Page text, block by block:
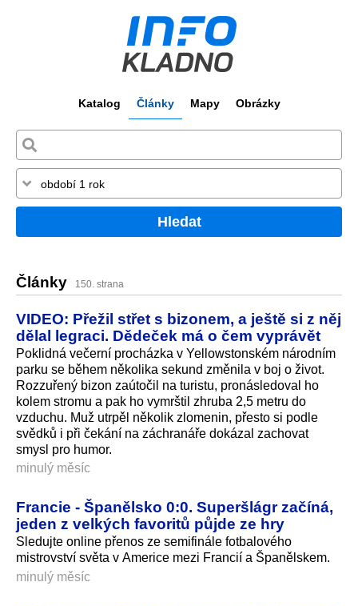
Katalog Články Mapy Obrázky
Hledat
Články 150. strana
VIDEO: Přežil střet s bizonem, a ještě si z něj
dělal legraci. Dědeček má o čem vyprávět
Poklidná večerní procházka v Yellowstonském národním
parku se během několika sekund změnila v boj o život.
Rozzuřený bizon zaútočil na turistu, pronásledoval ho
kolem stromu a pak ho vymrštil zhruba 2,5 metru do
vzduchu. Muž utrpěl několik zlomenin, přesto si podle
svědků i při čekání na záchranáře dokázal zachovat
smysl pro humor.
minulý měsíc
Francie - Španělsko 0:0. Superšlágr začíná,
jeden z velkých favoritů půjde ze hry
Sledujte online přenos ze semifinále fotbalového
mistrovství světa v Americe mezi Francií a Španělskem.
minulý měsíc